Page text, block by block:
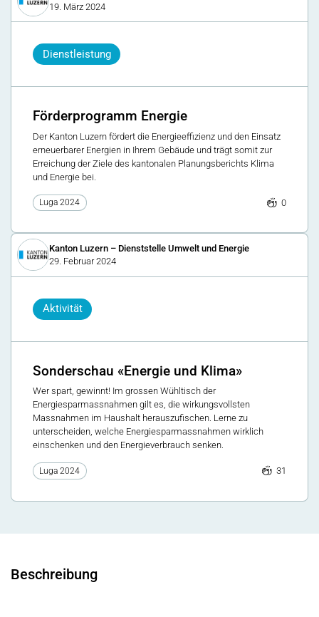
19. März 2024
Dienstleistung
Förderprogramm Energie
Der Kanton Luzern fördert die Energieeffizienz und den Einsatz
erneuerbarer Energien in Ihrem Gebäude und trägt somit zur
Erreichung der Ziele des kantonalen Planungsberichts Klima
und Energie bei.
Luga 2024 0
Kanton Luzern – Dienststelle Umwelt und Energie
29. Februar 2024
Aktivität
Sonderschau «Energie und Klima»
Wer spart, gewinnt! Im grossen Wühltisch der
Energiesparmassnahmen gilt es, die wirkungsvollsten
Massnahmen im Haushalt herauszufischen. Lerne zu
unterscheiden, welche Energiesparmassnahmen wirklich
einschenken und den Energieverbrauch senken.
Luga 2024 31
Beschreibung